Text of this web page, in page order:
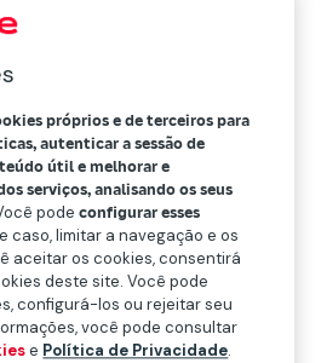
próprios e de terceiros para
autenticar a sessão de
útil e melhorar e
serviços, analisando os seus
podeconfigurar esses
caso, limitar a navegação e os
aceitar os cookies, consentirá
deste site. Você pode
configurá-los ou rejeitar seu
você pode consultar
e Política de Privacidade.